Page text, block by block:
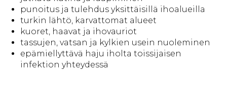
punoitus ja tulehdus yksittäisillä ihoalueilla
turkin lähtö, karvattomat alueet
kuoret, haavat ja ihovauriot
tassujen, vatsan ja kylkien usein nuoleminen
epämiellyttävä haju iholta toissijaisen
infektion yhteydessä